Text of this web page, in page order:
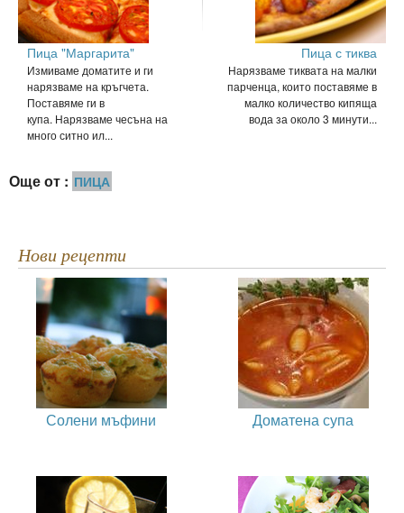
Пица "Маргарита"
Измиваме доматите и ги
нарязваме на кръгчета.
Поставяме ги в
купа. Нарязваме чесъна на
много ситно ил...
Пица с тиква
Нарязваме тиквата на малки
парченца, които поставяме в
малко количество кипяща
вода за около 3 минути...
Още от : ПИЦА
Нови рецепти
Солени мъфини Доматена супа